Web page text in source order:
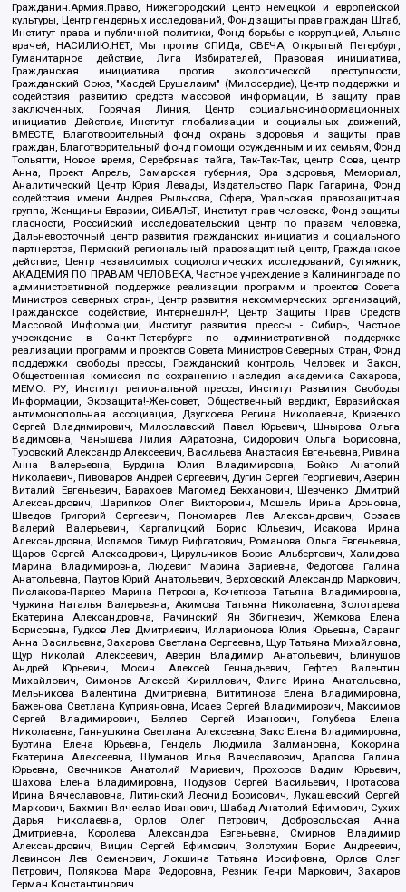
Гражданин.Армия.Право, Нижегородский центр немецкой и европейской
культуры, Центр гендерных исследований, Фонд защиты прав граждан Штаб,
Институт права и публичной политики, Фонд борьбы с коррупцией, Альянс
врачей, НАСИЛИЮ.НЕТ, Мы против СПИДа, СВЕЧА, Открытый Петербург,
Гуманитарное действие, Лига Избирателей, Правовая инициатива,
Гражданская инициатива против экологической преступности,
Гражданский Союз, "Хасдей Ерушалаим" (Милосердие), Центр поддержки и
содействия развитию средств массовой информации, В защиту прав
заключенных, Горячая Линия, Центр социально-информационных
инициатив Действие, Институт глобализации и социальных движений,
ВМЕСТЕ, Благотворительный фонд охраны здоровья и защиты прав
граждан, Благотворительный фонд помощи осужденным и их семьям, Фонд
Тольятти, Новое время, Серебряная тайга, Так-Так-Так, центр Сова, центр
Анна, Проект Апрель, Самарская губерния, Эра здоровья, Мемориал,
Аналитический Центр Юрия Левады, Издательство Парк Гагарина, Фонд
содействия имени Андрея Рылькова, Сфера, Уральская правозащитная
группа, Женщины Евразии, СИБАЛЬТ, Институт прав человека, Фонд защиты
гласности, Российский исследовательский центр по правам человека,
Дальневосточный центр развития гражданских инициатив и социального
партнерства, Пермский региональный правозащитный центр, Гражданское
действие, Центр независимых социологических исследований, Сутяжник,
АКАДЕМИЯ ПО ПРАВАМ ЧЕЛОВЕКА, Частное учреждение в Калининграде по
административной поддержке реализации программ и проектов Совета
Министров северных стран, Центр развития некоммерческих организаций,
Гражданское содействие, Интернешнл-Р, Центр Защиты Прав Средств
Массовой Информации, Институт развития прессы - Сибирь, Частное
учреждение в Санкт-Петербурге по административной поддержке
реализации программ и проектов Совета Министров Северных Стран, Фонд
поддержки свободы прессы, Гражданский контроль, Человек и Закон,
Общественная комиссия по сохранению наследия академика Сахарова,
МЕМО. РУ, Институт региональной прессы, Институт Развития Свободы
Информации, Экозащита!-Женсовет, Общественный вердикт, Евразийская
антимонопольная ассоциация, Дзугкоева Регина Николаевна, Кривенко
Сергей Владимирович, Милославский Павел Юрьевич, Шнырова Ольга
Вадимовна, Чанышева Лилия Айратовна, Сидорович Ольга Борисовна,
Туровский Александр Алексеевич, Васильева Анастасия Евгеньевна, Ривина
Анна Валерьевна, Бурдина Юлия Владимировна, Бойко Анатолий
Николаевич, Пивоваров Андрей Сергеевич, Дугин Сергей Георгиевич, Аверин
Виталий Евгеньевич, Барахоев Магомед Бекханович, Шевченко Дмитрий
Александрович, Шарипков Олег Викторович, Мошель Ирина Ароновна,
Шведов Григорий Сергеевич, Пономарев Лев Александрович, Созаев
Валерий Валерьевич, Каргалицкий Борис Юльевич, Исакова Ирина
Александровна, Исламов Тимур Рифгатович, Романова Ольга Евгеньевна,
Щаров Сергей Алексадрович, Цирульников Борис Альбертович, Халидова
Марина Владимировна, Людевиг Марина Зариевна, Федотова Галина
Анатольевна, Паутов Юрий Анатольевич, Верховский Александр Маркович,
Пислакова-Паркер Марина Петровна, Кочеткова Татьяна Владимировна,
Чуркина Наталья Валерьевна, Акимова Татьяна Николаевна, Золотарева
Екатерина Александровна, Рачинский Ян Збигневич, Жемкова Елена
Борисовна, Гудков Лев Дмитриевич, Илларионова Юлия Юрьевна, Саранг
Анна Васильевна, Захарова Светлана Сергеевна, Щур Татьяна Михайловна,
Щур Николай Алексеевич, Аверин Владимир Анатольевич, Блинушов
Андрей Юрьевич, Мосин Алексей Геннадьевич, Гефтер Валентин
Михайлович, Симонов Алексей Кириллович, Флиге Ирина Анатольевна,
Мельникова Валентина Дмитриевна, Вититинова Елена Владимировна,
Баженова Светлана Куприяновна, Исаев Сергей Владимирович, Максимов
Сергей Владимирович, Беляев Сергей Иванович, Голубева Елена
Николаевна, Ганнушкина Светлана Алексеевна, Закс Елена Владимировна,
Буртина Елена Юрьевна, Гендель Людмила Залмановна, Кокорина
Екатерина Алексеевна, Шуманов Илья Вячеславович, Арапова Галина
Юрьевна, Свечников Анатолий Мариевич, Прохоров Вадим Юрьевич,
Шахова Елена Владимировна, Подузов Сергей Васильевич, Протасова
Ирина Вячеславовна, Литинский Леонид Борисович, Лукашевский Сергей
Маркович, Бахмин Вячеслав Иванович, Шабад Анатолий Ефимович, Сухих
Дарья Николаевна, Орлов Олег Петрович, Добровольская Анна
Дмитриевна, Королева Александра Евгеньевна, Смирнов Владимир
Александрович, Вицин Сергей Ефимович, Золотухин Борис Андреевич,
Левинсон Лев Семенович, Локшина Татьяна Иосифовна, Орлов Олег
Петрович, Полякова Мара Федоровна, Резник Генри Маркович, Захаров
Герман Константинович